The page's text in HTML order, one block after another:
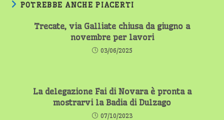
POTREBBE ANCHE PIACERTI
Trecate, via Galliate chiusa da giugno a
novembre per lavori
03/06/2025
La delegazione Fai di Novara è pronta a
mostrarvi la Badia di Dulzago
07/10/2023